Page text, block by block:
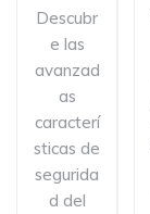
Descubr
e las
avanzad
as
caracterí
sticas de
segurida
d del